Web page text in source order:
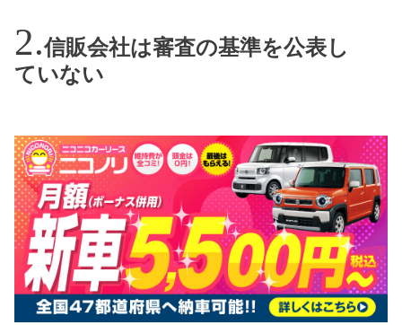
信販会社は審査の基準を公表し
ていない